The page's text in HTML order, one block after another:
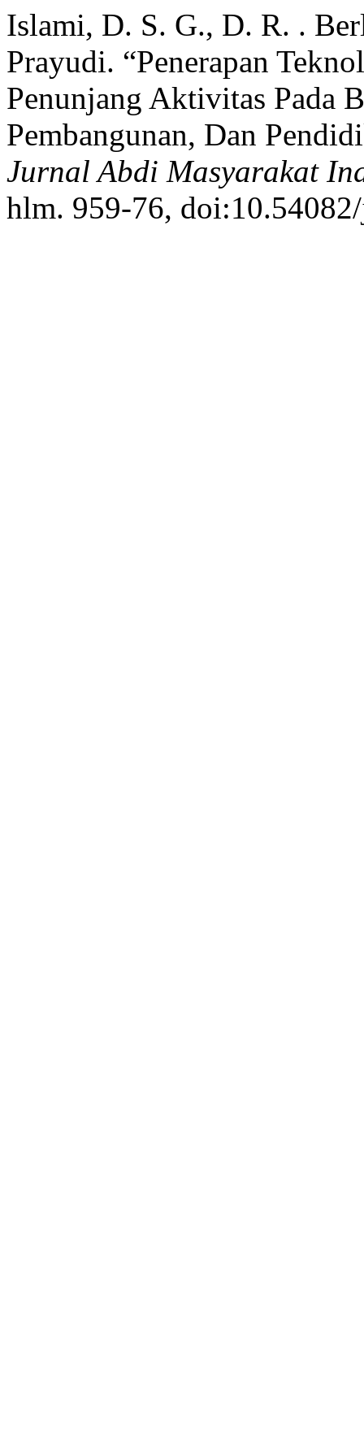
Islami, D. S. G., D. R. .
Prayudi. “Penerapan
Penunjang Aktivitas Pada
Pembangunan, Dan
Jurnal Abdi Masyarakat
hlm. 959-76,